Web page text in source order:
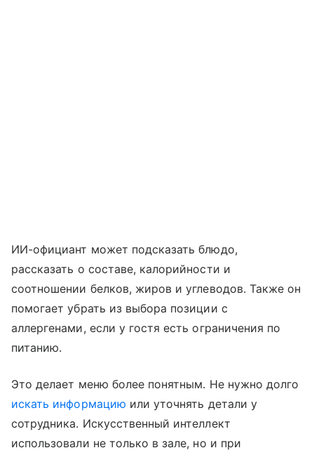
ИИ-официант может подсказать блюдо,
рассказать о составе, калорийности и
соотношении белков, жиров и углеводов. Также он
помогает убрать из выбора позиции с
аллергенами, если у гостя есть ограничения по
питанию.
Это делает меню более понятным. Не нужно долго
искать информацию или уточнять детали у
сотрудника. Искусственный интеллект
использовали не только в зале, но и при